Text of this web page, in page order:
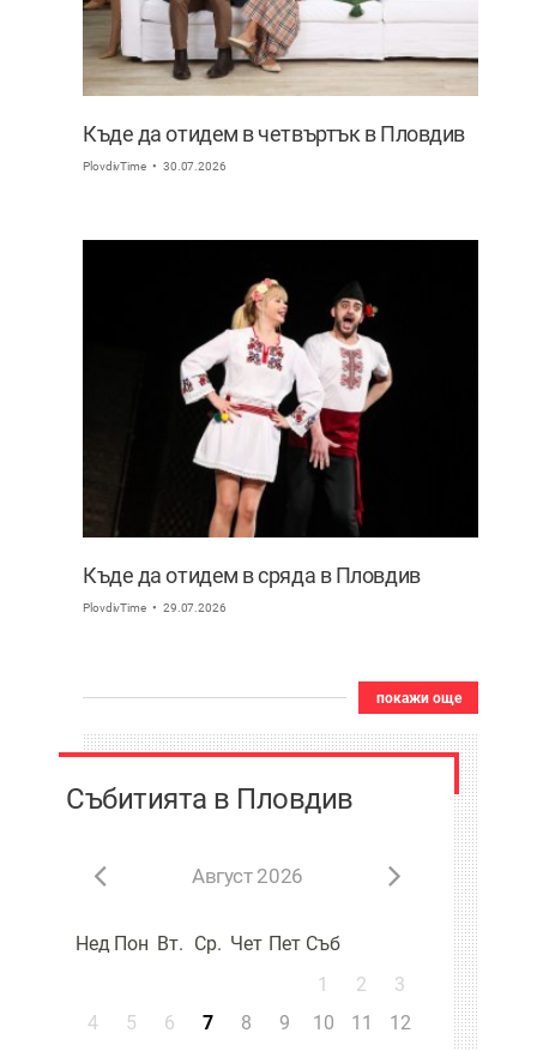
Къде да отидем в четвъртък в Пловдив
PlovdivTime 30.07.2026
Къде да отидем в сряда в Пловдив
PlovdivTime 29.07.2026
покажи още
Събитията в Пловдив
Август 2026
Нед Пон Вт. Ср. Чет Пет Съб
1
2
3
4
5 6 7 8 9 10 11
12